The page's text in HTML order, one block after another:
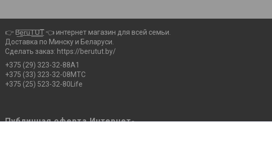
👉 B͟͞e͟͞r͟͟͞u͟͞T͟͟͞U͟͟͞T 👈 интернет магазин для всей семьи.
Доставка по Минску и Беларуси.
Сделать заказ: https://berutut.by/
+375 (29) 323-32-88А1
+375 (33) 323-32-08МТС
+375 (25) 523-32-80Life
Публичная оферта Интернет-